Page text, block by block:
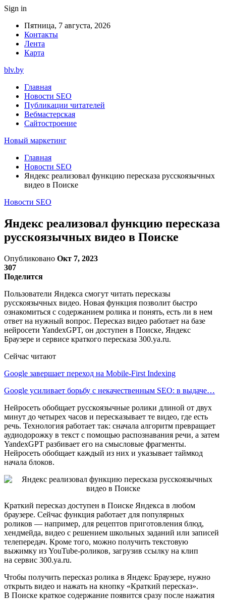
Sign in
Пятница, 7 августа, 2026
Контакты
Лента
Карта
blv.by
Главная
Новости SEO
Публикации читателей
Вебмастерская
Сайтостроение
Новый маркетинг
Главная
Новости SEO
Яндекс реализовал функцию пересказа русскоязычных
видео в Поиске
Новости SEO
Яндекс реализовал функцию пересказа
русскоязычных видео в Поиске
Опубликовано Окт 7, 2023
307
Поделится
Пользователи Яндекса смогут читать пересказы
русскоязычных видео. Новая функция позволит быстро
ознакомиться с содержанием ролика и понять, есть ли в нем
ответ на нужный вопрос. Пересказ видео работает на базе
нейросети YandexGPT, он доступен в Поиске, Яндекс
Браузере и сервисе краткого пересказа 300.ya.ru.
Сейчас читают
Google завершает переход на Mobile-First Indexing
Google усиливает борьбу с некачественным SEO: в выдаче…
Нейросеть обобщает русскоязычные ролики длиной от двух
минут до четырех часов и пересказывает те видео, где есть
речь. Технология работает так: сначала алгоритм превращает
аудиодорожку в текст с помощью распознавания речи, а затем
YandexGPT разбивает его на смысловые фрагменты.
Нейросеть обобщает каждый из них и указывает таймкод
начала блоков.
Краткий пересказ доступен в Поиске Яндекса в любом
браузере. Сейчас функция работает для популярных
роликов — например, для рецептов приготовления блюд,
хендмейда, видео с решением школьных заданий или записей
телепередач. Кроме того, можно получить текстовую
выжимку из YouTube-роликов, загрузив ссылку на клип
на сервис 300.ya.ru.
Чтобы получить пересказ ролика в Яндекс Браузере, нужно
открыть видео и нажать на кнопку «Краткий пересказ».
В Поиске краткое содержание появится сразу после нажатия